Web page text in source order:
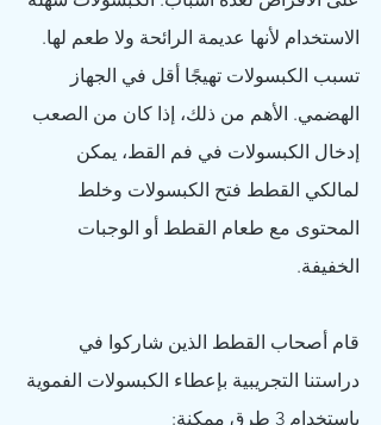
الاستخدام لأنها عديمة الرائحة ولا طعم لها.
تسبب الكبسولات تهيجًا أقل في الجهاز
الهضمي. الأهم من ذلك، إذا كان من الصعب
إدخال الكبسولات في فم القط، يمكن
لمالكي القطط فتح الكبسولات وخلط
المحتوى مع طعام القطط أو الوجبات
الخفيفة.
قام أصحاب القطط الذين شاركوا في
دراستنا التجريبية بإعطاء الكبسولات الفموية
باستخدام 3 طرق ممكنة: